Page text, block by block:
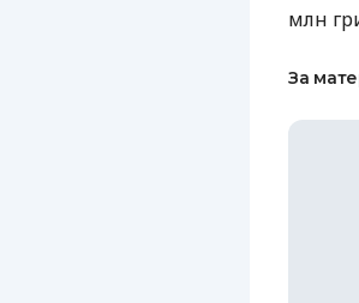
млн
За